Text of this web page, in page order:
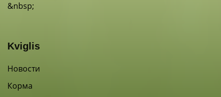
&nbsp;
Kviglis
Новости
Корма